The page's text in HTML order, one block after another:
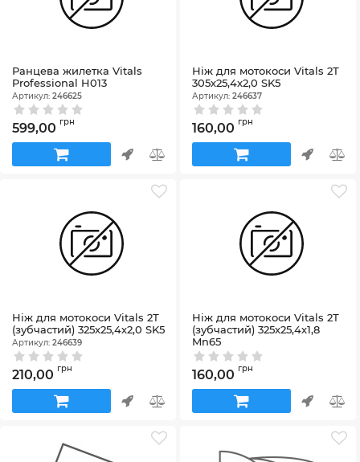
Ранцева жилетка Vitals
Professional H013
Артикул: 246625
599,00 грн
Ніж для мотокоси Vitals 2Т
305х25,4х2,0 SK5
Артикул: 246637
160,00 грн
Ніж для мотокоси Vitals 2Т
(зубчастий) 325х25,4х2,0 SK5
Артикул: 246639
210,00 грн
Ніж для мотокоси Vitals 2Т
(зубчастий) 325х25,4х1,8
Mn65
Артикул:246638
160,00 грн